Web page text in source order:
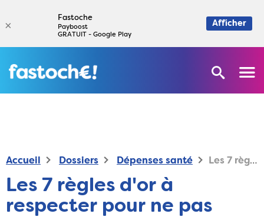
Accueil Dossiers Dépenses santé Les 7 règles d'or à respecter pour ne pas tomber malade l'hiver
Les 7 règles d'or à
respecter pour ne pas
×
Fastoche
Payboost
GRATUIT - Google Play
Afficher